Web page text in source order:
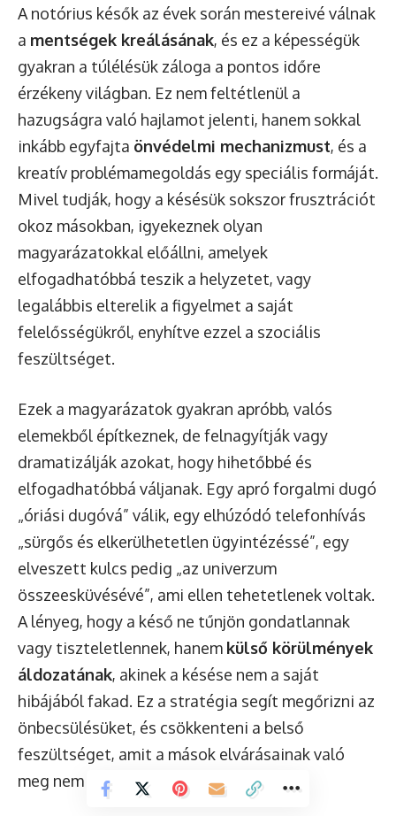
A notórius késők az évek során mestereivé válnak
a mentségek kreálásának, és ez a képességük
gyakran a túlélésük záloga a pontos időre
érzékeny világban. Ez nem feltétlenül a
hazugságra való hajlamot jelenti, hanem sokkal
inkább egyfajta önvédelmi mechanizmust, és a
kreatív problémamegoldás egy speciális formáját.
Mivel tudják, hogy a késésük sokszor frusztrációt
okoz másokban, igyekeznek olyan
magyarázatokkal előállni, amelyek
elfogadhatóbbá teszik a helyzetet, vagy
legalábbis elterelik a figyelmet a saját
felelősségükről, enyhítve ezzel a szociális
feszültséget.
Ezek a magyarázatok gyakran apróbb, valós
elemekből építkeznek, de felnagyítják vagy
dramatizálják azokat, hogy hihetőbbé és
elfogadhatóbbá váljanak. Egy apró forgalmi dugó
„óriási dugóvá” válik, egy elhúzódó telefonhívás
„sürgős és elkerülhetetlen ügyintézéssé”, egy
elveszett kulcs pedig „az univerzum
összeesküvésévé”, ami ellen tehetetlenek voltak.
A lényeg, hogy a késő ne tűnjön gondatlannak
vagy tiszteletlennek, hanem külső körülmények
áldozatának, akinek a késése nem a saját
hibájából fakad. Ez a stratégia segít megőrizni az
önbecsülésüket, és csökkenteni a belső
feszültséget, amit a mások elvárásainak való
meg nem felelés okoz.